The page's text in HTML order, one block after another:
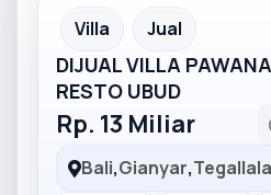
Partner Ad
Villa Jual
DIJUAL VILLA
RESTO UBUD
Rp. 13 Miliar
Bali,Gianyar,